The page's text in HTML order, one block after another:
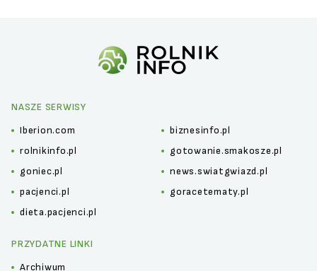
NASZE SERWISY
Iberion.com
biznesinfo.pl
rolnikinfo.pl
gotowanie.smakosze.pl
goniec.pl
news.swiatgwiazd.pl
pacjenci.pl
goracetematy.pl
dieta.pacjenci.pl
PRZYDATNE LINKI
Archiwum